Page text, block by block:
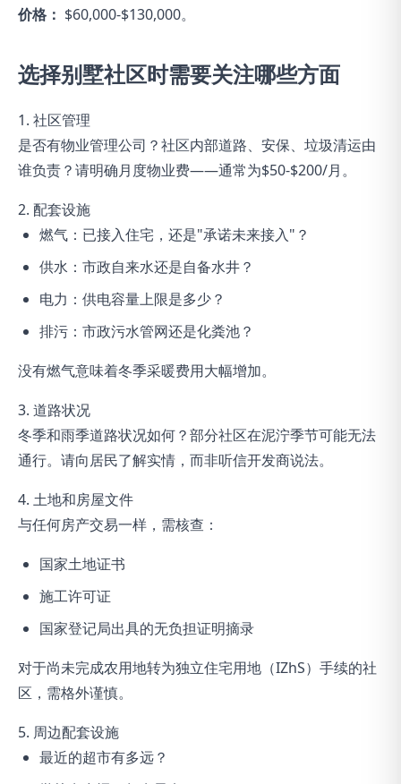
价格： $60,000-$130,000。
选择别墅社区时需要关注哪些方面
1. 社区管理
是否有物业管理公司？社区内部道路、安保、垃圾清运由
谁负责？请明确月度物业费——通常为$50-$200/月。
2. 配套设施
燃气：已接入住宅，还是"承诺未来接入"？
供水：市政自来水还是自备水井？
电力：供电容量上限是多少？
排污：市政污水管网还是化粪池？
没有燃气意味着冬季采暖费用大幅增加。
3. 道路状况
冬季和雨季道路状况如何？部分社区在泥泞季节可能无法
通行。请向居民了解实情，而非听信开发商说法。
4. 土地和房屋文件
与任何房产交易一样，需核查：
国家土地证书
施工许可证
国家登记局出具的无负担证明摘录
对于尚未完成农用地转为独立住宅用地（IZhS）手续的社
区，需格外谨慎。
5. 周边配套设施
最近的超市有多远？